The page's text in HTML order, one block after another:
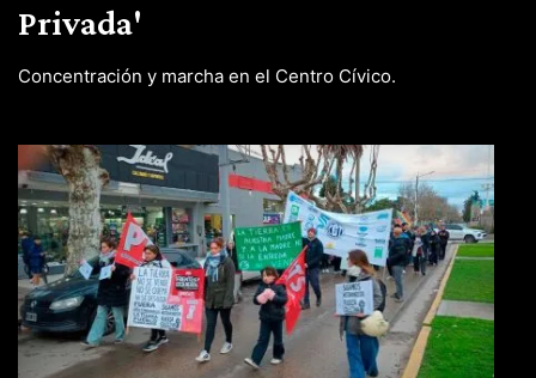
Privada'
Concentración y marcha en el Centro Cívico.